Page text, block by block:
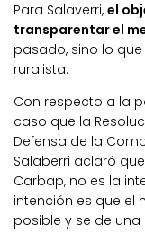
Para Salaverri, el
transparentar el
pasado, sino lo
ruralista.
Con respecto a la
caso que la
Defensa de la
Salaberri aclaró
Carbap, no es la
intención es que el
posible y se de